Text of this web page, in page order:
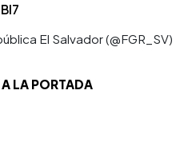
El Salvador (@FGR_SV)
A LA PORTADA